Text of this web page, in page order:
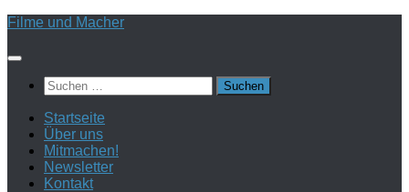
Zum
springen
Filme und Macher
Suchen
nach:
Startseite
Über uns
Mitmachen!
Newsletter
Kontakt